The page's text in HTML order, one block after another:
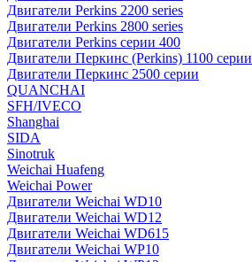
Двигатели Perkins 2200 series
Двигатели Perkins 2800 series
Двигатели Perkins серии 400
Двигатели Перкинс (Perkins) 1100 серии
Двигатели Перкинс 2500 серии
QUANCHAI
SFH/IVECO
Shanghai
SIDA
Sinotruk
Weichai Huafeng
Weichai Power
Двигатели Weichai WD10
Двигатели Weichai WD12
Двигатели Weichai WD615
Двигатели Weichai WP10